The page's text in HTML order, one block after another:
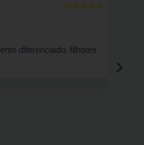
☆☆☆☆☆
diferenciado, filhotes
›